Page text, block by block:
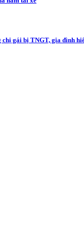
gái bị TNGT, gia đình